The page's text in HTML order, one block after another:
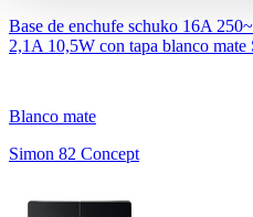
Base de enchufe schuko 16A
2,1A 10,5W con tapa blanco mate
Blanco mate
Simon 82 Concept